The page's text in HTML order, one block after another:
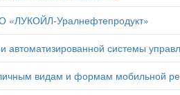
«ЛУКОЙЛ-Уралнефтепродукт»
автоматизированной системы
видам и формам мобильной